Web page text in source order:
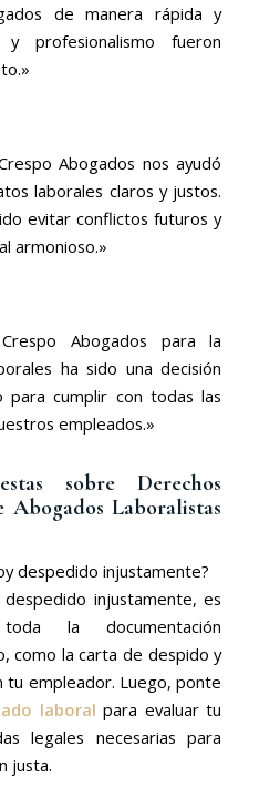
de manera rápida y
profesionalismo fueron
Abogados nos ayudó
laborales claros y justos.
evitar conflictos futuros y
armonioso.»
Abogados para la
ha sido una decisión
para cumplir con todas las
empleados.»
sobre Derechos
Laboralistas
despedido injustamente?
injustamente, es
la documentación
como la carta de despido y
tu empleador. Luego, ponte
laboral para evaluar tu
legales necesarias para
justa.